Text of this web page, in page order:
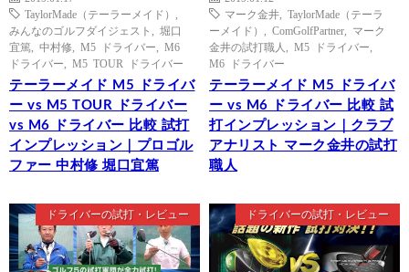
TaylorMade（テーラーメイド）
みんなのゴルフダイジェスト
堀口
宜篤
中村修 M5 ドライバー
M6
ドライバー
M5 TOUR ドライバー
テーラーメイド M5 ドライバ
ー vs M5 TOUR ドライバー
vs M6 ドライバー 比較 試打
インプレッション｜プロゴル
ファー 中村修 堀口宜篤
マーク金井
TaylorMade（テーラ
ーメイド）
ComGolfPartner
マーク
金井の試打職人
M5 ドライバー
M6 ドライバー
テーラーメイド M5 ドライバ
ー vs M6 ドライバー 比較 試
打インプレッション｜クラブ
アナリスト マーク金井の試打
職人
ドライバーの試打・レビュー ドライバーの試打・レビュー